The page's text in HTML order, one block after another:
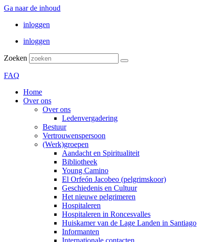
Ga naar de inhoud
inloggen
inloggen
Zoeken
FAQ
Home
Over ons
Over ons
Ledenvergadering
Bestuur
Vertrouwenspersoon
(Werk)groepen
Aandacht en Spiritualiteit
Bibliotheek
Young Camino
El Orfeón Jacobeo (pelgrimskoor)
Geschiedenis en Cultuur
Het nieuwe pelgrimeren
Hospitaleren
Hospitaleren in Roncesvalles
Huiskamer van de Lage Landen in Santiago
Informanten
Internationale contacten